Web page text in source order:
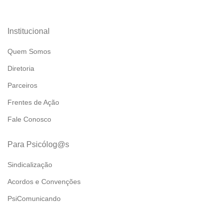
Institucional
Quem Somos
Diretoria
Parceiros
Frentes de Ação
Fale Conosco
Para Psicólog@s
Sindicalização
Acordos e Convenções
PsiComunicando